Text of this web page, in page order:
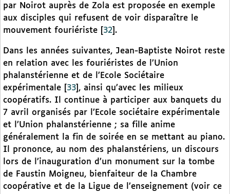
par Noirot auprès de Zola est proposée en exemple
aux disciples qui refusent de voir disparaître le
mouvement fouriériste
32 .
Dans les années suivantes, Jean-Baptiste Noirot reste
en relation avec les fouriéristes de l’Union
phalanstérienne et de l’Ecole Sociétaire
expérimentale
33 , ainsi qu’avec les milieux
coopératifs. Il continue à participer aux banquets du
7 avril organisés par l’Ecole sociétaire expérimentale
et l’Union phalanstérienne ; sa fille anime
généralement la fin de soirée en se mettant au piano.
Il prononce, au nom des phalanstériens, un discours
lors de l’inauguration d’un monument sur la tombe
de Faustin Moigneu, bienfaiteur de la Chambre
coopérative et de la Ligue de l’enseignement (voir ce